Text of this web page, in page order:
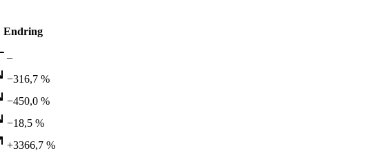
Endring
–
−316,7 %
−450,0 %
−18,5 %
+3366,7 %